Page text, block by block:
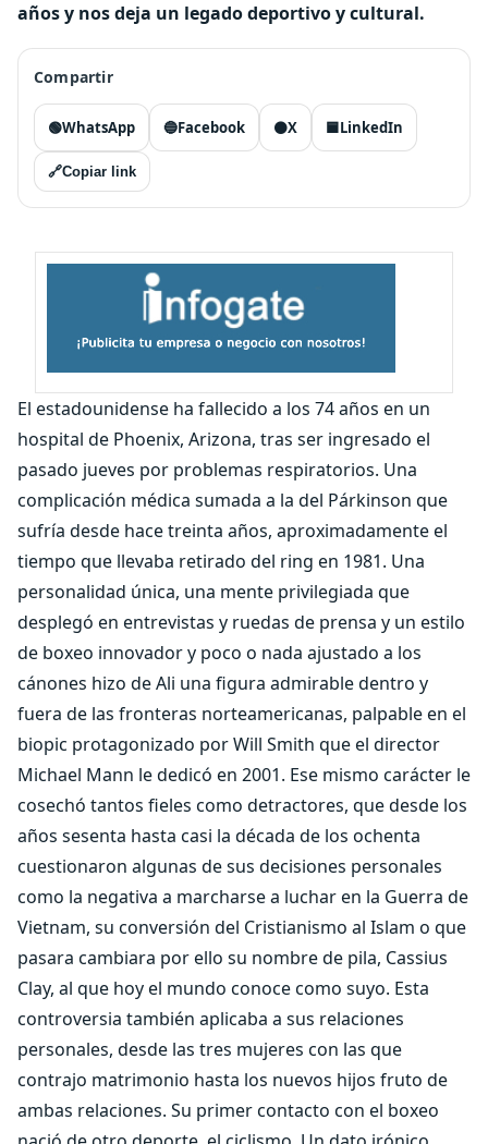
años y nos deja un legado deportivo y cultural.
Compartir
🟢WhatsApp 🔵Facebook ⚫X 🟦LinkedIn
🔗Copiar link
El estadounidense ha fallecido a los 74 años en un
hospital de Phoenix, Arizona, tras ser ingresado el
pasado jueves por problemas respiratorios. Una
complicación médica sumada a la del Párkinson que
sufría desde hace treinta años, aproximadamente el
tiempo que llevaba retirado del ring en 1981. Una
personalidad única, una mente privilegiada que
desplegó en entrevistas y ruedas de prensa y un estilo
de boxeo innovador y poco o nada ajustado a los
cánones hizo de Ali una figura admirable dentro y
fuera de las fronteras norteamericanas, palpable en el
biopic protagonizado por Will Smith que el director
Michael Mann le dedicó en 2001. Ese mismo carácter le
cosechó tantos fieles como detractores, que desde los
años sesenta hasta casi la década de los ochenta
cuestionaron algunas de sus decisiones personales
como la negativa a marcharse a luchar en la Guerra de
Vietnam, su conversión del Cristianismo al Islam o que
pasara cambiara por ello su nombre de pila, Cassius
Clay, al que hoy el mundo conoce como suyo. Esta
controversia también aplicaba a sus relaciones
personales, desde las tres mujeres con las que
contrajo matrimonio hasta los nuevos hijos fruto de
ambas relaciones. Su primer contacto con el boxeo